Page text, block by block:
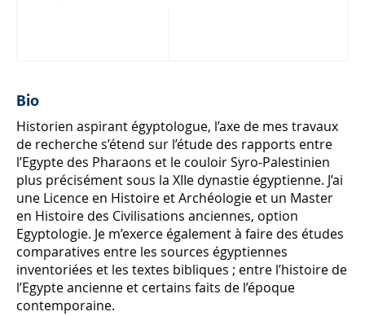
Bio
Historien aspirant égyptologue, l’axe de mes travaux
de recherche s’étend sur l’étude des rapports entre
l’Egypte des Pharaons et le couloir Syro-Palestinien
plus précisément sous la XIIe dynastie égyptienne. J’ai
une Licence en Histoire et Archéologie et un Master
en Histoire des Civilisations anciennes, option
Egyptologie. Je m’exerce également à faire des études
comparatives entre les sources égyptiennes
inventoriées et les textes bibliques ; entre l’histoire de
l’Egypte ancienne et certains faits de l’époque
contemporaine.